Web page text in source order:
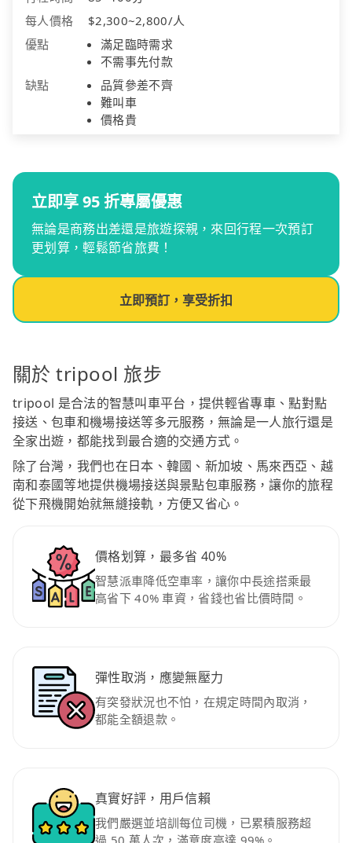
每人價格
$2,300~2,800/人
優點
滿足臨時需求
不需事先付款
缺點
品質參差不齊
難叫車
價格貴
立即享 95 折專屬優惠
無論是商務出差還是旅遊探親，來回行程一次預訂
更划算，輕鬆節省旅費！
立即預訂，享受折扣
關於 tripool 旅步
tripool 是合法的智慧叫車平台，提供輕省專車、點對點
接送、包車和機場接送等多元服務，無論是一人旅行還是
全家出遊，都能找到最合適的交通方式。
除了台灣，我們也在日本、韓國、新加坡、馬來西亞、越
南和泰國等地提供機場接送與景點包車服務，讓你的旅程
從下飛機開始就無縫接軌，方便又省心。
價格划算，最多省 40%
智慧派車降低空車率，讓你中長途搭乘最
高省下 40% 車資，省錢也省比價時間。
彈性取消，應變無壓力
有突發狀況也不怕，在規定時間內取消，
都能全額退款。
真實好評，用戶信賴
我們嚴選並培訓每位司機，已累積服務超